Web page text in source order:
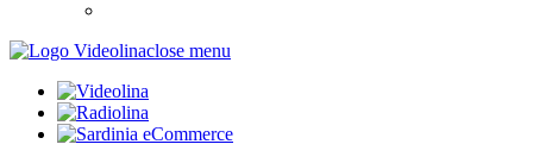
close menu